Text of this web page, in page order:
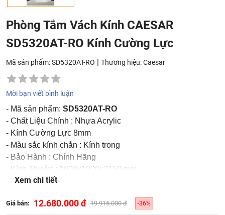
Phòng Tắm Vách Kính CAESAR
SD5320AT-RO Kính Cường Lực
Mã sản phẩm: SD5320AT-RO | Thương hiệu:Caesar
Mời bạn viết bình luận
- Mã sản phẩm: SD5320AT-RO
- Chất Liệu Chính : Nhựa Acrylic
- Kính Cường Lực 8mm
- Màu sắc kính chắn : Kính trong
- Bảo Hành : Chính Hãng
- Kích Thước : 1000x1000x2150 mm
Không Bao Gồm Vòi Sen
Xem chi tiết
Giá bán: 12.680.000 đ 19.915.000 đ -36%